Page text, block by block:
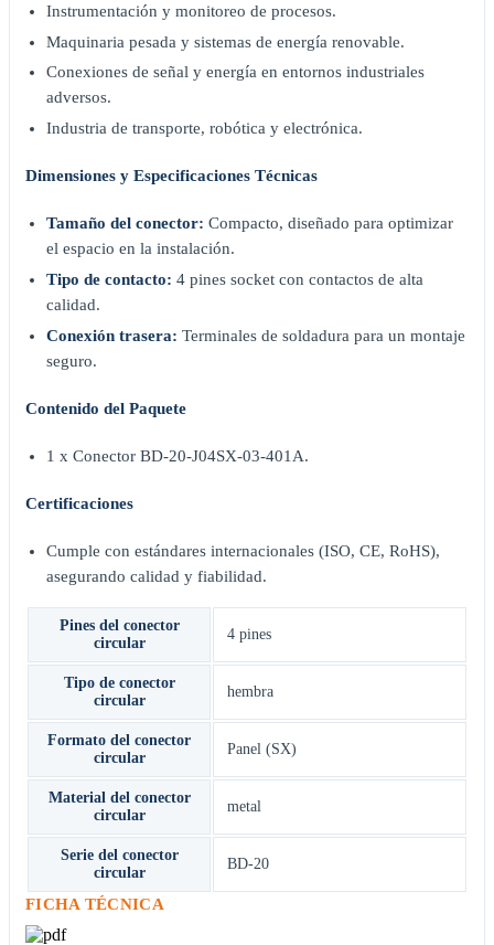
Instrumentación y monitoreo de procesos.
Maquinaria pesada y sistemas de energía renovable.
Conexiones de señal y energía en entornos industriales
adversos.
Industria de transporte, robótica y electrónica.
Dimensiones y Especificaciones Técnicas
Tamaño del conector: Compacto, diseñado para optimizar
el espacio en la instalación.
Tipo de contacto: 4 pines socket con contactos de alta
calidad.
Conexión trasera: Terminales de soldadura para un montaje
seguro.
Contenido del Paquete
1 x Conector BD-20-J04SX-03-401A.
Certificaciones
Cumple con estándares internacionales (ISO, CE, RoHS),
asegurando calidad y fiabilidad.
Pines del conector
circular
4 pines
Tipo de conector
circular
hembra
Formato del conector
circular
Panel (SX)
Material del conector
circular
metal
Serie del conector
circular
BD-20
FICHA TÉCNICA